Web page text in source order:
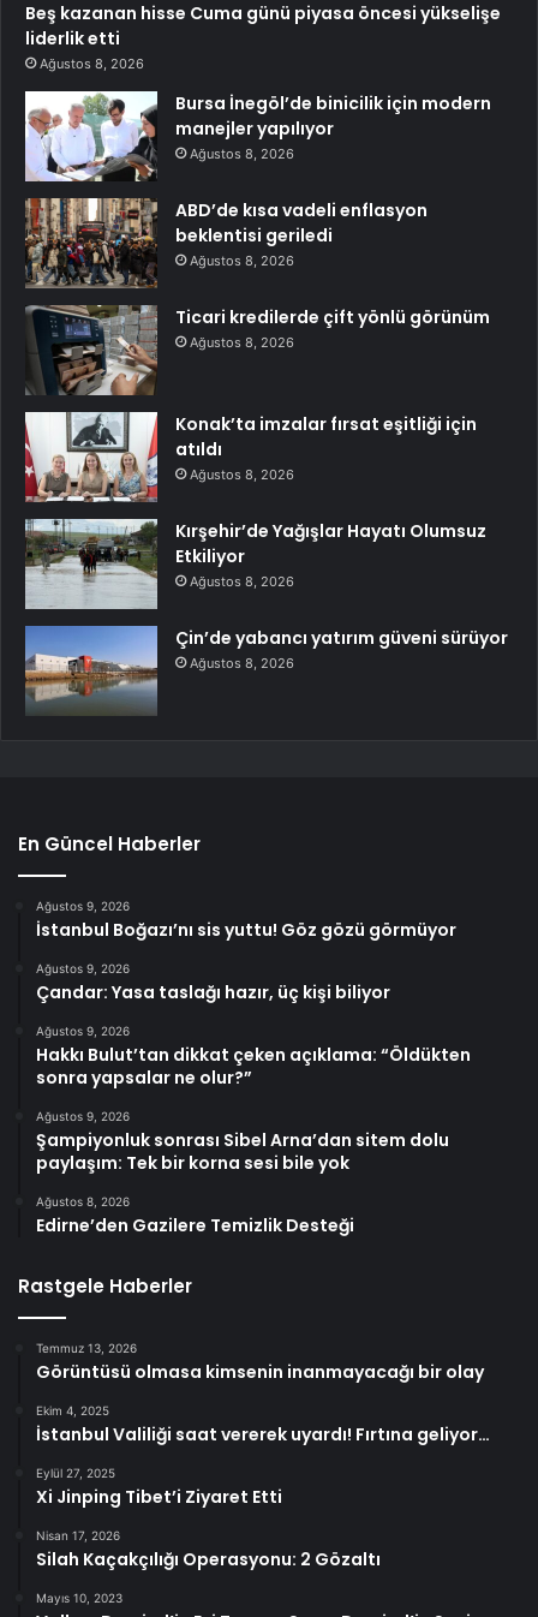
Beş kazanan hisse Cuma günü piyasa öncesi yükselişe
liderlik etti
Ağustos 8, 2026
Bursa İnegöl’de binicilik için modern
manejler yapılıyor
Ağustos 8, 2026
ABD’de kısa vadeli enflasyon
beklentisi geriledi
Ağustos 8, 2026
Ticari kredilerde çift yönlü görünüm
Ağustos 8, 2026
Konak’ta imzalar fırsat eşitliği için
atıldı
Ağustos 8, 2026
Kırşehir’de Yağışlar Hayatı Olumsuz
Etkiliyor
Ağustos 8, 2026
Çin’de yabancı yatırım güveni sürüyor
Ağustos 8, 2026
En Güncel Haberler
Ağustos 9, 2026
İstanbul Boğazı’nı sis yuttu! Göz gözü görmüyor
Ağustos 9, 2026
Çandar: Yasa taslağı hazır, üç kişi biliyor
Ağustos 9, 2026
Hakkı Bulut’tan dikkat çeken açıklama: “Öldükten
sonra yapsalar ne olur?”
Ağustos 9, 2026
Şampiyonluk sonrası Sibel Arna’dan sitem dolu
paylaşım: Tek bir korna sesi bile yok
Ağustos 8, 2026
Edirne’den Gazilere Temizlik Desteği
Rastgele Haberler
Temmuz 13, 2026
Görüntüsü olmasa kimsenin inanmayacağı bir olay
Ekim 4, 2025
İstanbul Valiliği saat vererek uyardı! Fırtına geliyor…
Eylül 27, 2025
Xi Jinping Tibet’i Ziyaret Etti
Nisan 17, 2026
Silah Kaçakçılığı Operasyonu: 2 Gözaltı
Mayıs 10, 2023